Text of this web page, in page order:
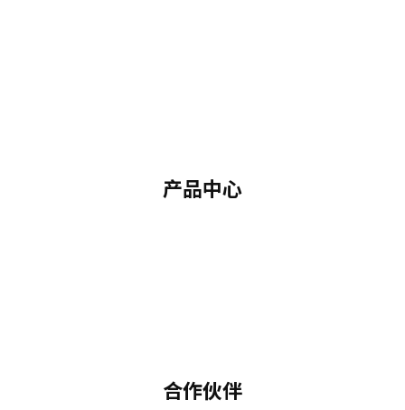
产品中心
合作伙伴